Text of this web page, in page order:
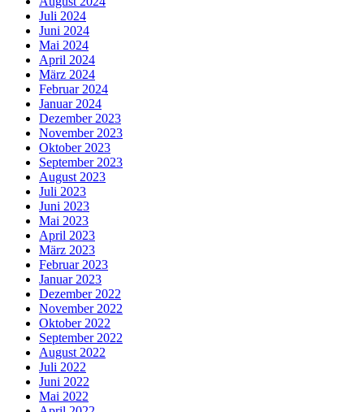
Juli 2024
Juni 2024
Mai 2024
April 2024
März 2024
Februar 2024
Januar 2024
Dezember 2023
November 2023
Oktober 2023
September 2023
August 2023
Juli 2023
Juni 2023
Mai 2023
April 2023
März 2023
Februar 2023
Januar 2023
Dezember 2022
November 2022
Oktober 2022
September 2022
August 2022
Juli 2022
Juni 2022
Mai 2022